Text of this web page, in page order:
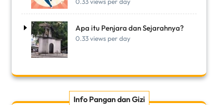
Apa itu Penjara dan Sejarahnya?
0.33 views per day
Info Pangan dan Gizi